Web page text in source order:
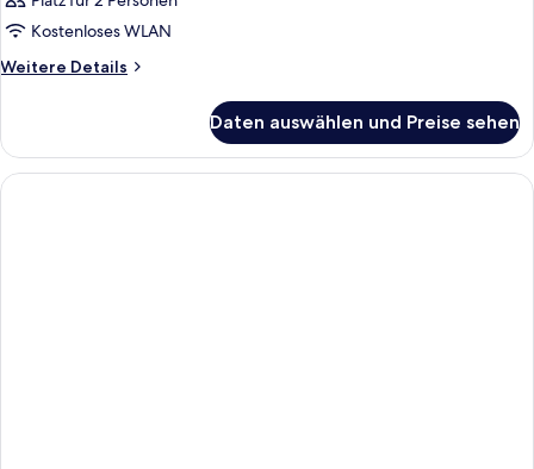
Kostenloses WLAN
Weitere Details
Weitere
Daten auswählen und Preise sehen